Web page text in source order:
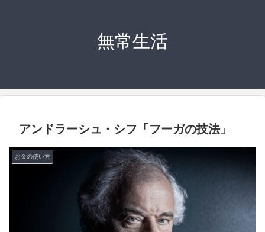
無常生活
アンドラーシュ・シフ「フーガの技法」
お金の使い方